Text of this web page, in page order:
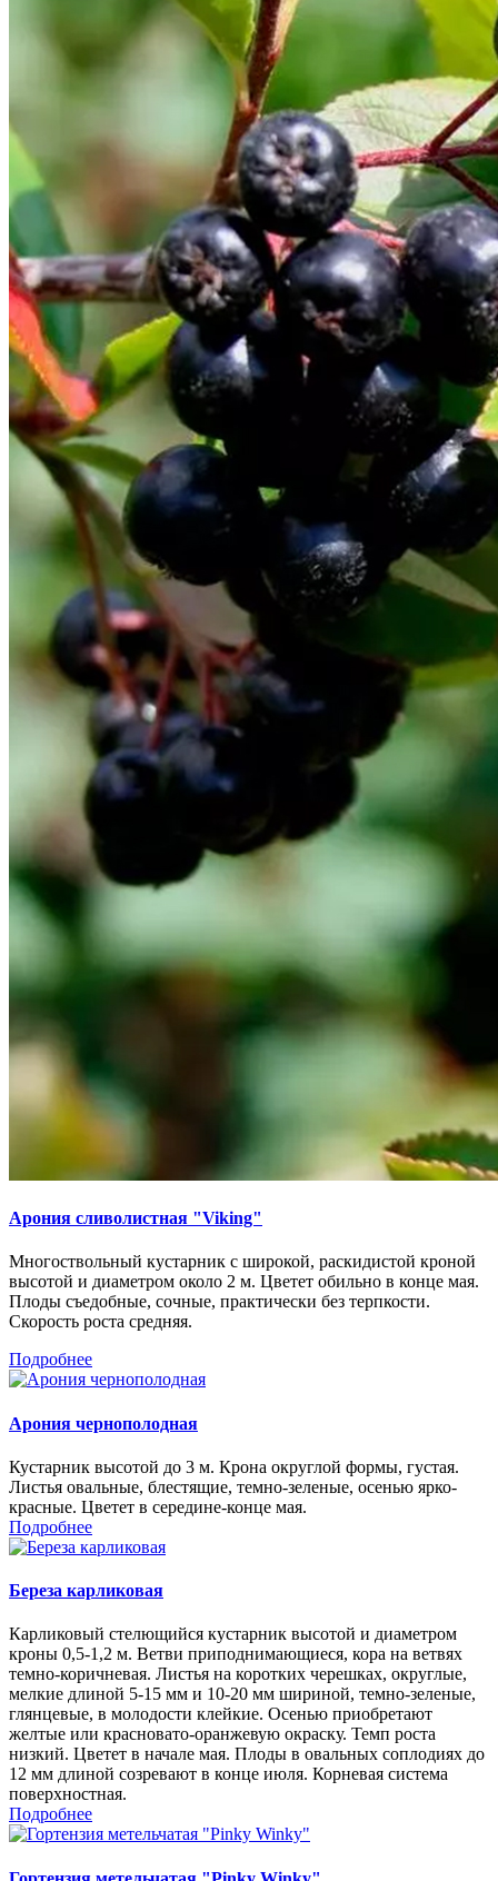
Арония сливолистная "Viking"
Многоствольный кустарник с широкой, раскидистой кроной
высотой и диаметром около 2 м. Цветет обильно в конце мая.
Плоды съедобные, сочные, практически без терпкости.
Скорость роста средняя.
Подробнее
Арония чернополодная
Кустарник высотой до 3 м. Крона округлой формы, густая.
Листья овальные, блестящие, темно-зеленые, осенью ярко-
красные. Цветет в середине-конце мая.
Подробнее
Береза карликовая
Карликовый стелющийся кустарник высотой и диаметром
кроны 0,5-1,2 м. Ветви приподнимающиеся, кора на ветвях
темно-коричневая. Листья на коротких черешках, округлые,
мелкие длиной 5-15 мм и 10-20 мм шириной, темно-зеленые,
глянцевые, в молодости клейкие. Осенью приобретают
желтые или красновато-оранжевую окраску. Темп роста
низкий. Цветет в начале мая. Плоды в овальных соплодиях до
12 мм длиной созревают в конце июля. Корневая система
поверхностная.
Подробнее